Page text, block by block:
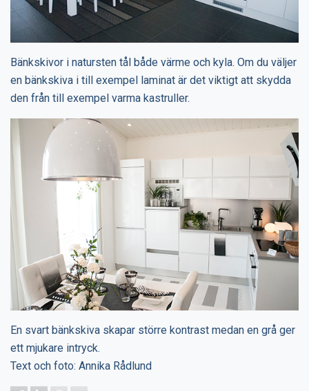
Bänkskivor i natursten tål både värme och kyla. Om du väljer
en bänkskiva i till exempel laminat är det viktigt att skydda
den från till exempel varma kastruller.
En svart bänkskiva skapar större kontrast medan en grå ger
ett mjukare intryck.
Text och foto: Annika Rådlund